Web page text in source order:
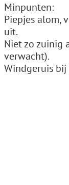
Minpunten:
Piepjes alom,
uit.
Niet zo zuinig
verwacht).
Windgeruis